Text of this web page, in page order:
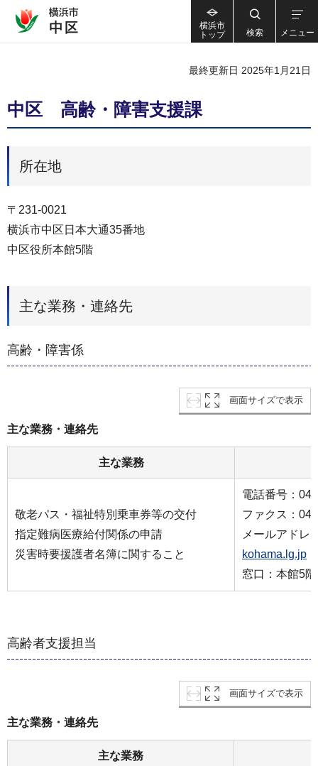
横浜市
トップ
検索 メニュー
最終更新日 2025年1月21日
中区 高齢・障害支援課
所在地
〒231-0021
横浜市中区日本大通35番地
中区役所本館5階
主な業務・連絡先
高齢・障害係
画面サイズで表示
主な業務・連絡先
主な業務
敬老パス・福祉特別乗車券等の交付
指定難病医療給付関係の申請
災害時要援護者名簿に関すること
電話番号：
ファクス：
メールアドレ
kohama.lg.jp
窓口：本館5
高齢者支援担当
画面サイズで表示
主な業務・連絡先
主な業務